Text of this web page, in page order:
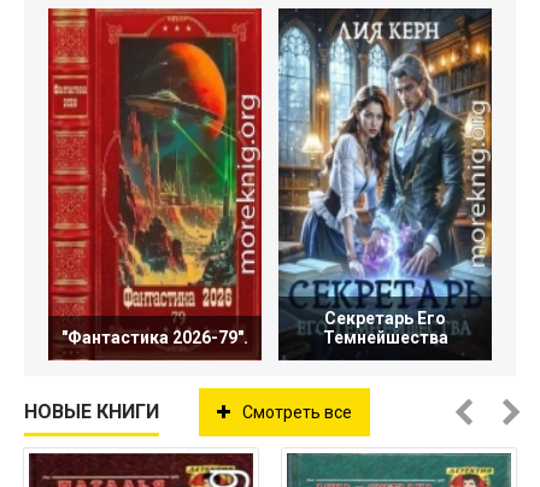
"Фантастика 2026-79".
Секретарь Его
Темнейшества
НОВЫЕ КНИГИ Смотреть все